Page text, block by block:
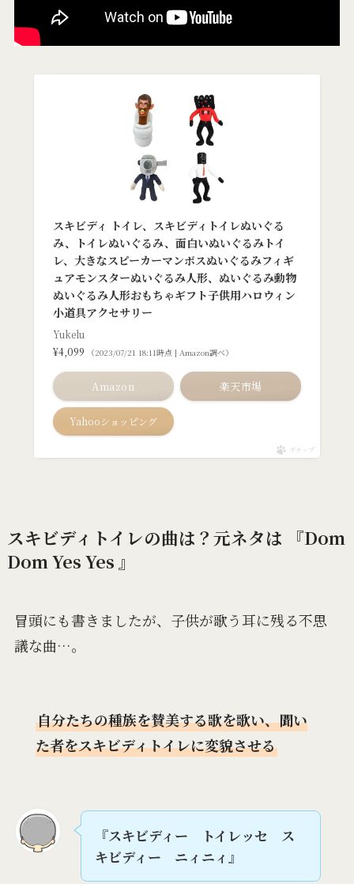
スキビディ トイレ、スキビディトイレぬいぐる
み、トイレぬいぐるみ、面白いぬいぐるみトイ
レ、大きなスピーカーマンボスぬいぐるみフィギ
ュアモンスターぬいぐるみ人形、ぬいぐるみ動物
ぬいぐるみ人形おもちゃギフト子供用ハロウィン
小道具アクセサリー
Yukelu
¥4,099
（2023/07/21 18:11時点 | Amazon調べ）
Amazon 楽天市場
Yahooショッピング
ポチップ
スキビディトイレの曲は？元ネタは 『Dom
Dom Yes Yes 』
冒頭にも書きましたが、子供が歌う耳に残る不思
議な曲…。
自分たちの種族を賛美する歌を歌い、聞い
た者をスキビディトイレに変貌させる
『スキビディー トイレッセ ス
キビディー ニィニィ 』